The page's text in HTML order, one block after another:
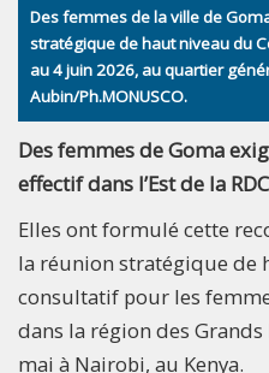
Des femmes de la ville de
stratégique de haut niveau du
au 4 juin 2026, au quartier
Aubin/Ph.MONUSCO.
Des femmes de Goma
effectif dans l’Est de la
Elles ont formulé cette
la réunion stratégique de
consultatif pour les
dans la région des
mai à Nairobi, au Kenya.